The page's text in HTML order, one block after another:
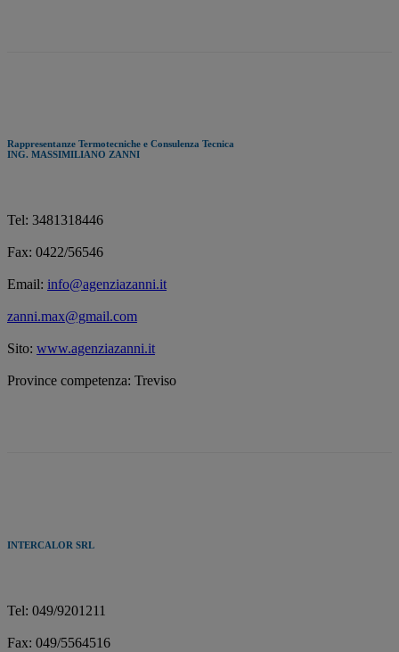
Rappresentanze Termotecniche e Consulenza Tecnica
ING. MASSIMILIANO ZANNI
Tel: 3481318446
Fax: 0422/56546
Email: info@agenziazanni.it
zanni.max@gmail.com
Sito: www.agenziazanni.it
Province competenza: Treviso
INTERCALOR SRL
Tel: 049/9201211
Fax: 049/5564516